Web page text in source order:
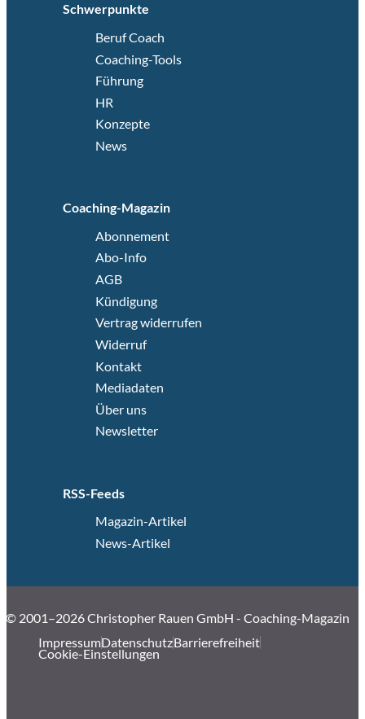
Schwerpunkte
Beruf Coach
Coaching-Tools
Führung
HR
Konzepte
News
Coaching-Magazin
Abonnement
Abo-Info
AGB
Kündigung
Vertrag widerrufen
Widerruf
Kontakt
Mediadaten
Über uns
Newsletter
RSS-Feeds
Magazin-Artikel
News-Artikel
© 2001–2026 Christopher Rauen GmbH - Coaching-Magazin
ImpressumDatenschutzBarrierefreiheit
Cookie-Einstellungen